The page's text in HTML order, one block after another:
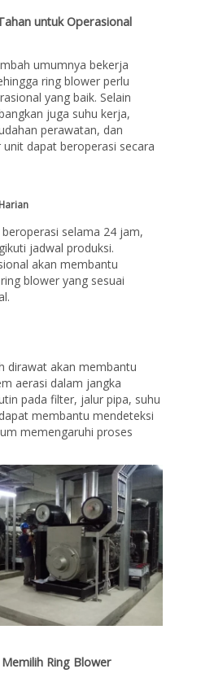
untuk Operasional
umumnya bekerja
ring blower perlu
yang baik. Selain
juga suhu kerja,
perawatan, dan
dapat beroperasi secara
selama 24 jam,
jadwal produksi.
akan membantu
blower yang sesuai
dirawat akan membantu
aerasi dalam jangka
pada filter, jalur pipa, suhu
membantu mendeteksi
memengaruhi proses
Ring Blower